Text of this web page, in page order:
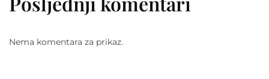
Nema komentara za prikaz.